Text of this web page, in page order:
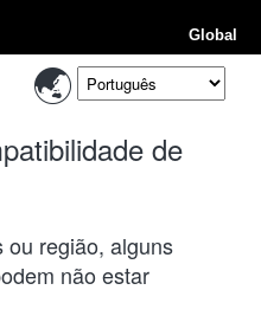
Global
de
ou região, alguns
não estar